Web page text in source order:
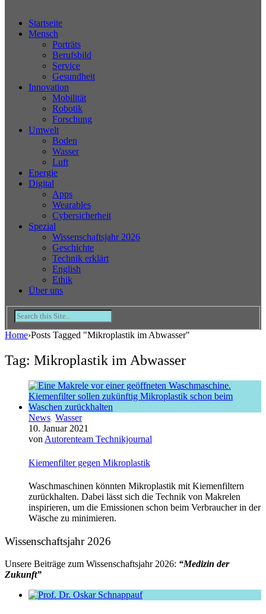
Startseite
Mensch
Porträts
Berufsbild
Service
Gesundheit
Innovation
Mobilität
Robotik
Forschung
Umwelt
Boden
Wasser
Luft
Energie
Digital
Apps
Wearables
Cybersicherheit
Spezial
Wissenschaftsjahr 2026
Geschichte
Technik erklärt
English
Ethik
Über uns
Home›Posts Tagged "Mikroplastik im Abwasser"
Tag: Mikroplastik im Abwasser
News, Wasser
10. Januar 2021
von Autorenteam Technikjournal
Kiemenfilter gegen Mikroplastik
Waschmaschinen könnten Mikroplastik mit Kiemenfiltern
zurückhalten. Dabei lässt sich die Technik von Makrelen
inspirieren, um die Emissionen schon beim Verbraucher in der
Wäsche zu minimieren.
Wissenschaftsjahr 2026
Unsere Beiträge zum Wissenschaftsjahr 2026: “Medizin der
Zukunft”